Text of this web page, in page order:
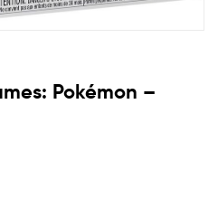
Pokémon –